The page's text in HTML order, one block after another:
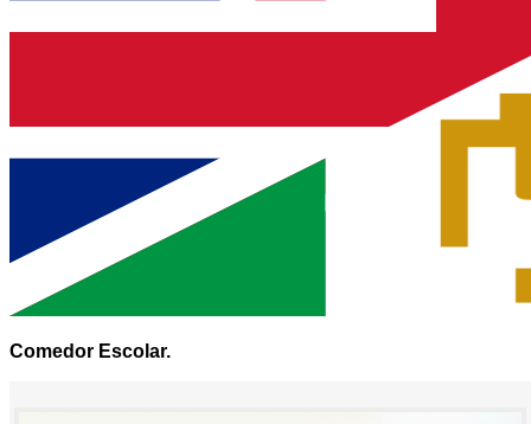
Comedor Escolar.